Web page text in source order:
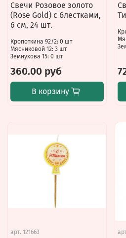
Свечи Розовое золото
(Rose Gold) с блестками,
6 см, 24 шт.
Кропоткина 92/2: 0 шт
Мясниковой 12: 3 шт
Земнухова 15: 0 шт
360.00 руб
В корзину
арт. 121663